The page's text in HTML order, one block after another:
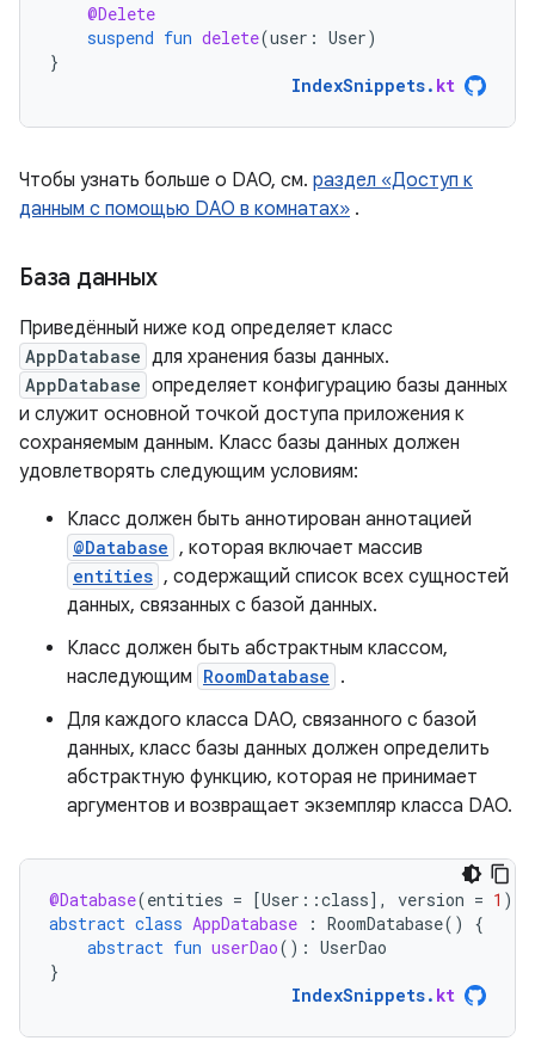
@Delete
suspend fun delete(user : User)
}
IndexSnippets. kt
Чтобы узнать больше о DAO, см. раздел «Доступ к
данным с помощью DAO в комнатах» .
База данных
Приведённый ниже код определяет класс
AppDatabase для хранения базы данных.
AppDatabase определяет конфигурацию базы данных
и служит основной точкой доступа приложения к
сохраняемым данным. Класс базы данных должен
удовлетворять следующим условиям:
Класс должен быть аннотирован аннотацией
@Database , которая включает массив
entities , содержащий список всех сущностей
данных, связанных с базой данных.
Класс должен быть абстрактным классом,
наследующим RoomDatabase .
Для каждого класса DAO, связанного с базой
данных, класс базы данных должен определить
абстрактную функцию, которая не принимает
аргументов и возвращает экземпляр класса DAO.
@Database(entities = [User ::class] , version = 1 )
abstract class AppDatabase : RoomDatabase()
{
abstract fun userDao(): UserDao
}
IndexSnippets. kt